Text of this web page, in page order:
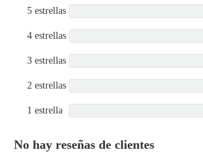
5 estrellas
4 estrellas
3 estrellas
2 estrellas
1 estrella
No hay reseñas de clientes